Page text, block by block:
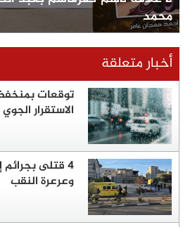
محمد
أخبار متعلقة
توقعات
الاستقرار الجوي
4 قتلى
وعرعرة النقب